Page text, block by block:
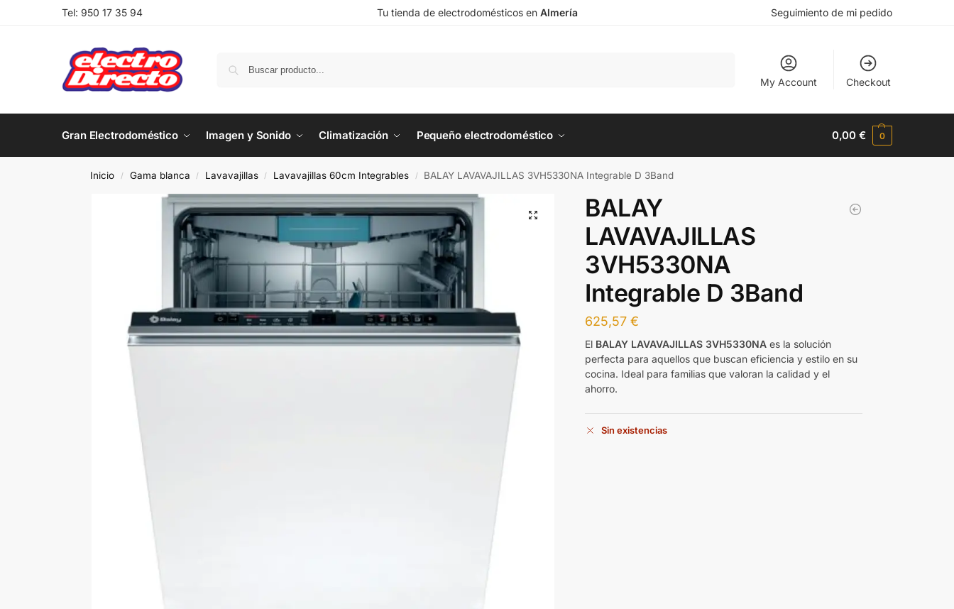
Tel: 950 17 35 94 Tu tienda de electrodomésticos en Almería Seguimiento de mi pedido
My Account Checkout
Gran Electrodoméstico Imagen y Sonido Climatización Pequeño electrodoméstico 0,00€ 0
Inicio / Gama blanca / Lavavajillas / Lavavajillas 60cm Integrables / BALAY LAVAVAJILLAS 3VH5330NA Integrable D 3Band
BALAY
LAVAVAJILLAS
3VH5330NA
Integrable D 3Band
625,57€
El BALAY LAVAVAJILLAS 3VH5330NA es la solución
perfecta para aquellos que buscan eficiencia y estilo en su
cocina. Ideal para familias que valoran la calidad y el
ahorro.
Sin existencias